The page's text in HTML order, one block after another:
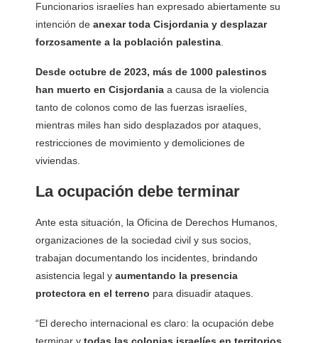
Funcionarios israelíes han expresado abiertamente su
intención de anexar toda Cisjordania y desplazar
forzosamente a la población palestina
Desde octubre de 2023, más de 1000 palestinos
han muerto en Cisjordania a causa de la violencia
tanto de colonos como de las fuerzas israelíes,
mientras miles han sido desplazados por ataques,
restricciones de movimiento y demoliciones de
viviendas.
La ocupación debe terminar
Ante esta situación, la Oficina de Derechos Humanos,
organizaciones de la sociedad civil y sus socios,
trabajan documentando los incidentes, brindando
asistencia legal y aumentando la presencia
protectora en el terreno para disuadir ataques.
“El derecho internacional es claro: la ocupación debe